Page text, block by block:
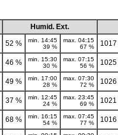
Humid. Ext.
52 %
min. 14:45
39 %
max. 04:15
67 %
46 %
min. 15:30
30 %
max. 07:15
56 %
49 %
min. 17:00
28 %
max. 07:30
72 %
37 %
min. 12:45
24 %
max. 23:45
69 %
68 %
min. 16:15
54 %
max. 07:45
77 %